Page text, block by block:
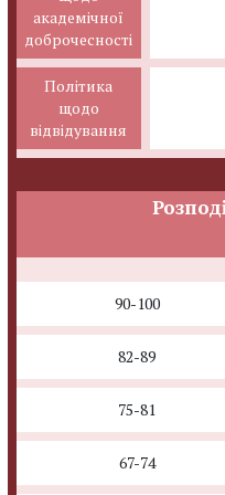
академічної
доброчесності
Політика
щодо
відвідування
90-100
82-89
75-81
67-74